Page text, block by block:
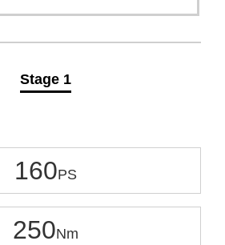
Stage 1
160
250